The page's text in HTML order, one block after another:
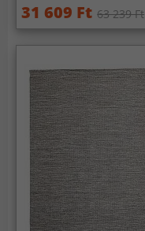
31 609 Ft 63 239 Ft